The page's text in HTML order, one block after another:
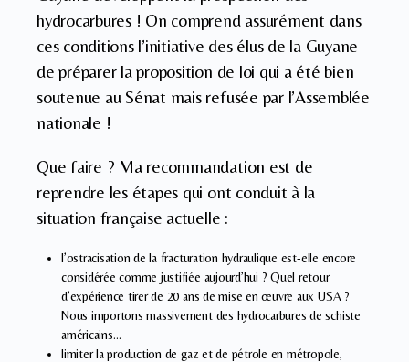
hydrocarbures ! On comprend assurément dans
ces conditions l’initiative des élus de la Guyane
de préparer la proposition de loi qui a été bien
soutenue au Sénat mais refusée par l’Assemblée
nationale !
Que faire ? Ma recommandation est de
reprendre les étapes qui ont conduit à la
situation française actuelle :
l’ostracisation de la fracturation hydraulique est-elle encore
considérée comme justifiée aujourd’hui ? Quel retour
d’expérience tirer de 20 ans de mise en œuvre aux USA ?
Nous importons massivement des hydrocarbures de schiste
américains…
limiter la production de gaz et de pétrole en métropole,